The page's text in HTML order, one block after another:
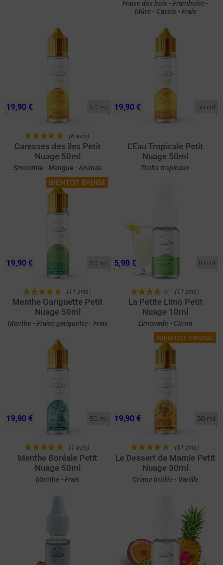
Fraise des bois - Framboise -
Mûre - Cassis - Frais
50 ml
(6 avis)
Caresses des îles Petit
Nuage 50ml
Smoothie - Mangue - Ananas
19,90 € 50 ml
L'Eau Tropicale Petit
Nuage 50ml
Fruits tropicaux
19,90 €
BIENTÔT ÉPUISÉ
50 ml
(11 avis)
Menthe Gariguette Petit
Nuage 50ml
Menthe - Fraise gariguette - Frais
19,90 € 10 ml
(11 avis)
La Petite Limo Petit
Nuage 10ml
Limonade - Citron
5,90 €
50 ml
(1 avis)
Menthe Boréale Petit
Nuage 50ml
Menthe - Frais
19,90 €
BIENTÔT ÉPUISÉ
50 ml
(31 avis)
Le Dessert de Mamie Petit
Nuage 50ml
Crème brûlée - Vanille
19,90 €